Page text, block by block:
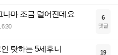
나마 조금 덜어진데요 6
댓글
탓하는 5세후니 19